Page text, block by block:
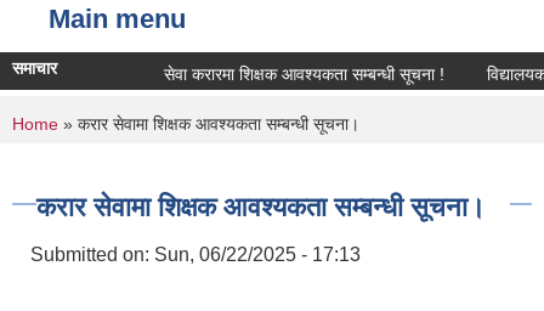
Main menu
समाचार सेवा करारमा शिक्षक आवश्‍यकता सम्बन्धी सूचना ! विद्यालयको
You are here
Home » करार सेवामा शिक्षक आवश्यकता सम्बन्धी सूचना।
करार सेवामा शिक्षक आवश्यकता सम्बन्धी सूचना।
Submitted on: Sun, 06/22/2025 - 17:13